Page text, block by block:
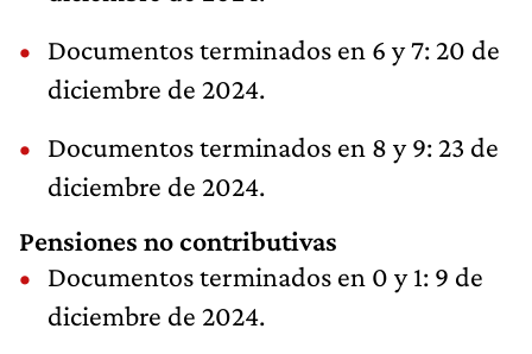
Documentos terminados en 6 y 7: 20 de
diciembre de 2024.
Documentos terminados en 8 y 9: 23 de
diciembre de 2024.
Pensiones no contributivas
Documentos terminados en 0 y 1: 9 de
diciembre de 2024.